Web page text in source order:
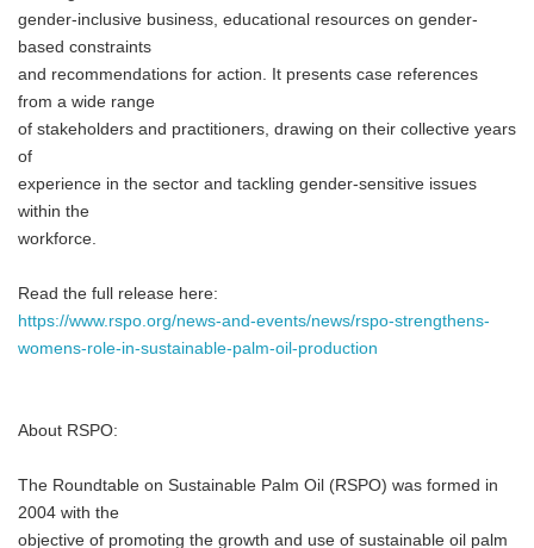
gender-inclusive business, educational resources on gender-
based constraints
and recommendations for action. It presents case references
from a wide range
of stakeholders and practitioners, drawing on their collective years
of
experience in the sector and tackling gender-sensitive issues
within the
workforce.
Read the full release here:
https://www.rspo.org/news-and-events/news/rspo-strengthens-
womens-role-in-sustainable-palm-oil-production
About RSPO:
The Roundtable on Sustainable Palm Oil (RSPO) was formed in
2004 with the
objective of promoting the growth and use of sustainable oil palm